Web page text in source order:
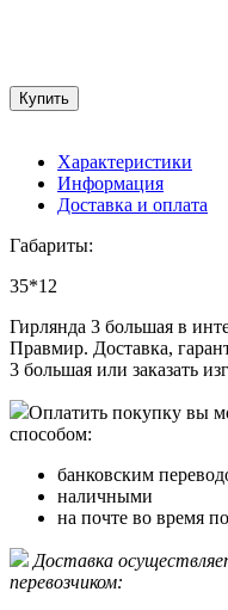
Характеристики
Информация
Доставка и оплата
Габариты:
35*12
Гирлянда 3 большая в
Правмир. Доставка,
3 большая или заказать
Оплатить покупку вы
способом:
банковским
наличными
на почте во время
Доставка
перевозчиком: